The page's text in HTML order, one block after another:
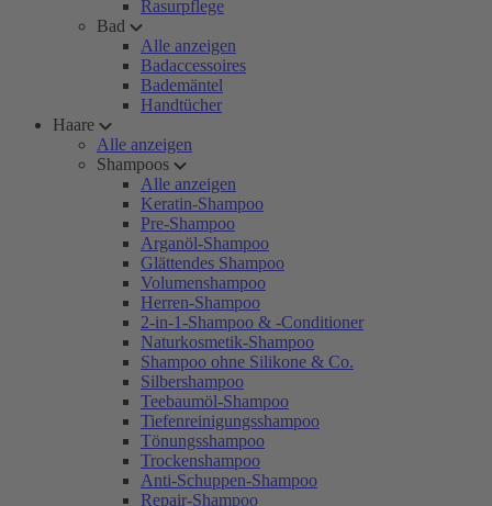
Rasurpflege
Bad
Alle anzeigen
Badaccessoires
Bademäntel
Handtücher
Haare
Alle anzeigen
Shampoos
Alle anzeigen
Keratin-Shampoo
Pre-Shampoo
Arganöl-Shampoo
Glättendes Shampoo
Volumenshampoo
Herren-Shampoo
2-in-1-Shampoo & -Conditioner
Naturkosmetik-Shampoo
Shampoo ohne Silikone & Co.
Silbershampoo
Teebaumöl-Shampoo
Tiefenreinigungsshampoo
Tönungsshampoo
Trockenshampoo
Anti-Schuppen-Shampoo
Repair-Shampoo